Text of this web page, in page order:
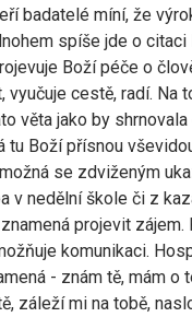
badatelé míní, že
spíše jde o citaci
Boží péče o
vyučuje cestě, radí. Na
věta jako by shrnovala
tu Boží přísnou
se zdviženým
v nedělní škole či z
projevit zájem.
komunikaci.
- znám tě, mám o
záleží mi na tobě,